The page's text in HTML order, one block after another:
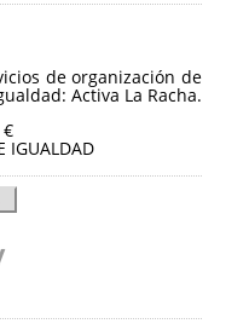
de organización de
Activa La Racha.
€
IGUALDAD